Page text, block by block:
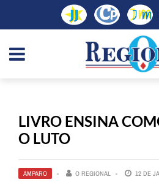
LIVRO ENSINA
O LUTO
AMPARO O REGIONAL 12 DE